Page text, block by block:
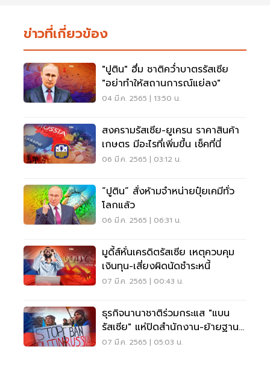
ข่าวที่เกี่ยวข้อง
"ปูติน" ฮึ่ม ชาติคว่ำบาตรรัสเซีย
"อย่าทำให้สถานการณ์แย่ลง"
04 มี.ค. 2565 | 13:50 น.
สงครามรัสเซีย-ยูเครน ราคาสินค้า
เกษตร มีอะไรที่เพิ่มขึ้น เช็คที่นี่
06 มี.ค. 2565 | 03:12 น.
“ปูติน” สั่งห้ามจำหน่ายปุ๋ยเคมีทั่ว
โลกแล้ว
06 มี.ค. 2565 | 06:31 น.
มูดี้ส์หั่นเครดิตรัสเซีย เหตุควบคุม
เงินทุน-เสี่ยงผิดนัดชำระหนี้
07 มี.ค. 2565 | 00:43 น.
ธุรกิจนานาชาติร่วมกระแส "แบน
รัสเซีย" แห่ปิดสำนักงาน-ย้ายฐาน
การผลิต
07 มี.ค. 2565 | 05:03 น.